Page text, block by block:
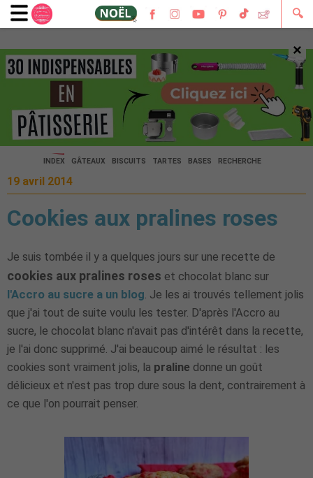
🔍
×
🔍
INDEX GÂTEAUX BISCUITS TARTES BASES RECHERCHE
19 avril 2014
Cookies aux pralines roses
Je suis tombée il y a quelques jours sur une recette de
cookies aux pralines roses et chocolat blanc sur
l'Accro au sucre a un blog . Je les ai trouvés tellement jolis
que j'ai tout de suite voulu les tester. D'après l'Accro au
sucre, le chocolat blanc n'avait pas d'intérêt dans la recette,
je l'ai donc supprimé. J'ai beaucoup aimé le résultat : les
cookies sont vraiment jolis, la praline donne un goût
délicieux et n'est pas trop dure sous la dent, contrairement à
ce que l'on pourrait penser.